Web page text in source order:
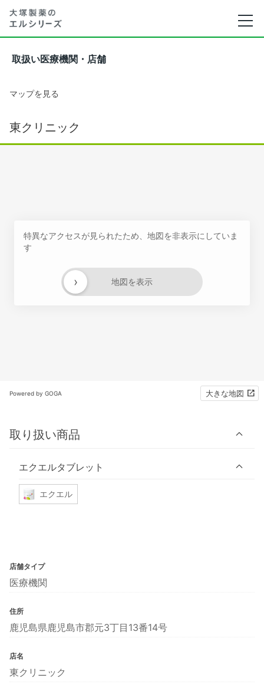
取扱い医療機関・店舗
マップを見る
東クリニック
特異なアクセスが見られたため、地図を非表示にしていま
す
地図を表示
›
Powered by GOGA 大きな地図
取り扱い商品
エクエルタブレット
エクエル
店舗タイプ
医療機関
住所
鹿児島県鹿児島市郡元3丁目13番14号
店名
東クリニック